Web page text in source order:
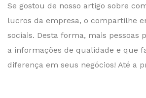
Se gostou de nosso artigo sobre
lucros da empresa, o compartilhe
sociais. Desta forma, mais pessoas
a informações de qualidade e que
diferença em seus negócios! Até a